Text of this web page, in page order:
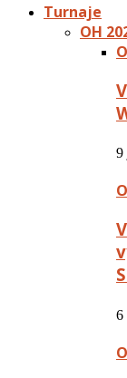
Turnaje
OH
9
6